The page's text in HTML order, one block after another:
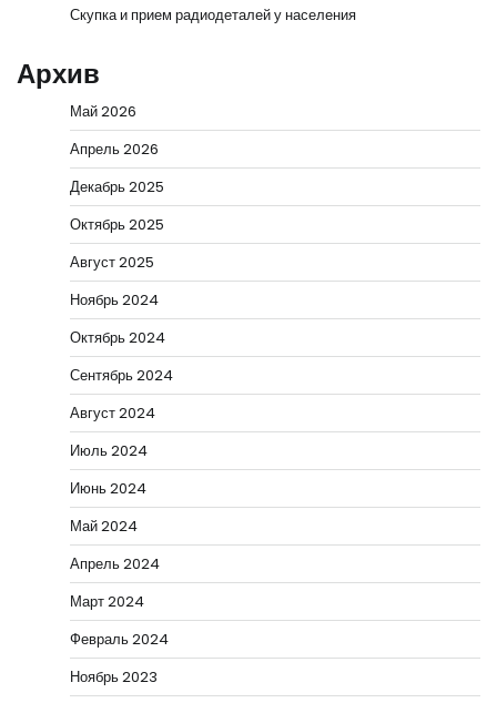
Скупка и прием радиодеталей у населения
Архив
Май 2026
Апрель 2026
Декабрь 2025
Октябрь 2025
Август 2025
Ноябрь 2024
Октябрь 2024
Сентябрь 2024
Август 2024
Июль 2024
Июнь 2024
Май 2024
Апрель 2024
Март 2024
Февраль 2024
Ноябрь 2023